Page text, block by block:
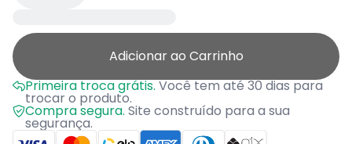
Adicionar ao Carrinho
Primeira troca grátis.Você tem até 30 dias para
trocar o produto.
Compra segura. Site construído para a sua
segurança.